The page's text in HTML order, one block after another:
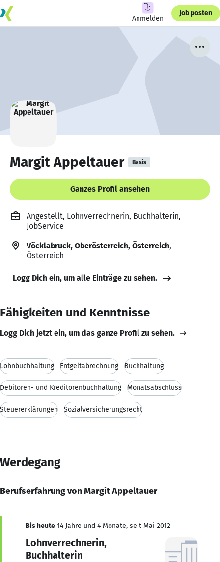
Anmelden
Job posten
Margit Appeltauer Basis
Ganzes Profil ansehen
Angestellt, Lohnverrechnerin, Buchhalterin,
JobService
Vöcklabruck, Oberösterreich, Österreich,
Österreich
Logg Dich ein, um alle Einträge zu sehen.
Fähigkeiten und Kenntnisse
Logg Dich jetzt ein, um das ganze Profil zu sehen.
Lohnbuchhaltung Entgeltabrechnung Buchhaltung
Debitoren- und Kreditorenbuchhaltung Monatsabschluss
Steuererklärungen Sozialversicherungsrecht
Werdegang
Berufserfahrung von Margit Appeltauer
Bis heute 14 Jahre und 4 Monate, seit Mai 2012
Lohnverrechnerin,
Buchhalterin